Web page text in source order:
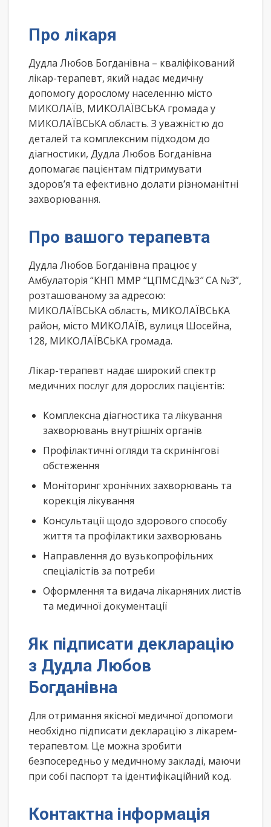
Про лікаря
Дудла Любов Богданівна – кваліфікований
лікар-терапевт, який надає медичну
допомогу дорослому населенню місто
МИКОЛАЇВ, МИКОЛАЇВСЬКА громада у
МИКОЛАЇВСЬКА область. З уважністю до
деталей та комплексним підходом до
діагностики, Дудла Любов Богданівна
допомагає пацієнтам підтримувати
здоров’я та ефективно долати різноманітні
захворювання.
Про вашого терапевта
Дудла Любов Богданівна працює у
Амбулаторія “КНП ММР “ЦПМСД№3″ СА №3”,
розташованому за адресою:
МИКОЛАЇВСЬКА область, МИКОЛАЇВСЬКА
район, місто МИКОЛАЇВ, вулиця Шосейна,
128, МИКОЛАЇВСЬКА громада.
Лікар-терапевт надає широкий спектр
медичних послуг для дорослих пацієнтів:
Комплексна діагностика та лікування
захворювань внутрішніх органів
Профілактичні огляди та скринінгові
обстеження
Моніторинг хронічних захворювань та
корекція лікування
Консультації щодо здорового способу
життя та профілактики захворювань
Направлення до вузькопрофільних
спеціалістів за потреби
Оформлення та видача лікарняних листів
та медичної документації
Як підписати декларацію
з Дудла Любов
Богданівна
Для отримання якісної медичної допомоги
необхідно підписати декларацію з лікарем-
терапевтом. Це можна зробити
безпосередньо у медичному закладі, маючи
при собі паспорт та ідентифікаційний код.
Контактна інформація